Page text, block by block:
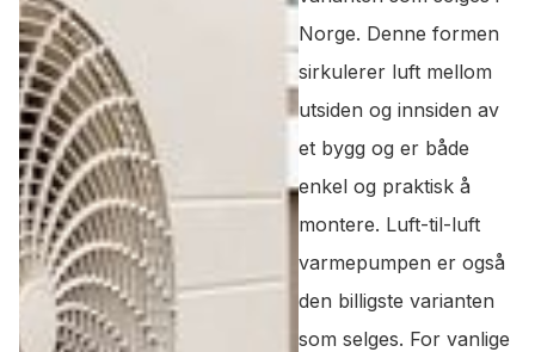
Norge. Denne formen
sirkulerer luft mellom
utsiden og innsiden av
et bygg og er både
enkel og praktisk å
montere. Luft-til-luft
varmepumpen er også
den billigste varianten
som selges. For vanlige